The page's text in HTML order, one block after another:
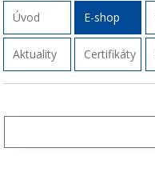
Úvod E-shop
Aktuality Certifikáty